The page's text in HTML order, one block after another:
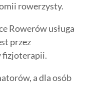
rowerzysty.
Rowerów usługa
przez
fizjoterapii.
a dla osób